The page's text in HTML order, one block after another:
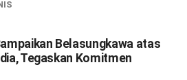
Belasungkawa atas
Tegaskan Komitmen